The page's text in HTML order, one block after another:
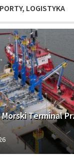
PORTY, LOGISTYKA
Terminal